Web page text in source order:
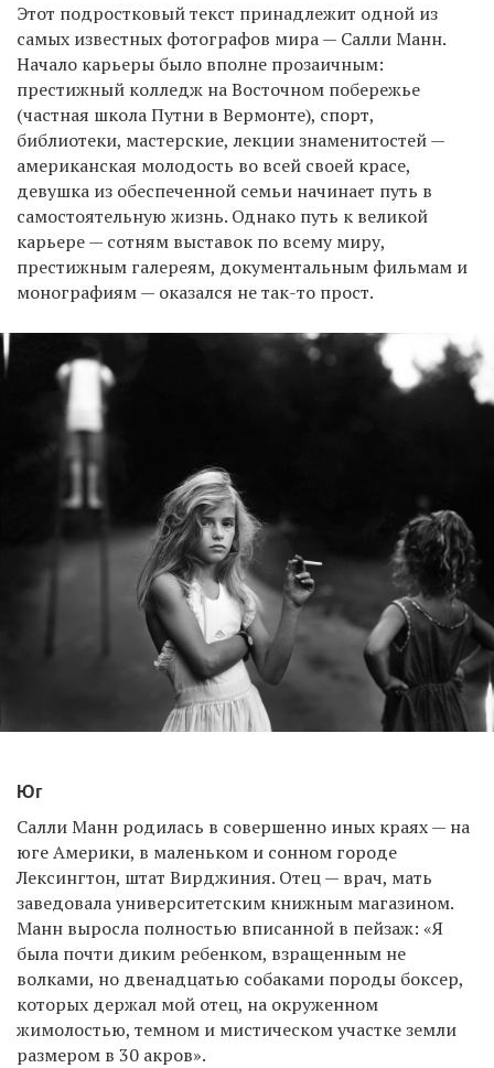
Этот подростковый текст принадлежит одной из
самых известных фотографов мира — Салли Манн.
Начало карьеры было вполне прозаичным:
престижный колледж на Восточном побережье
(частная школа Путни в Вермонте), спорт,
библиотеки, мастерские, лекции знаменитостей —
американская молодость во всей своей красе,
девушка из обеспеченной семьи начинает путь в
самостоятельную жизнь. Однако путь к великой
карьере — сотням выставок по всему миру,
престижным галереям, документальным фильмам и
монографиям — оказался не так-то прост.
Юг
Салли Манн родилась в совершенно иных краях — на
юге Америки, в маленьком и сонном городе
Лексингтон, штат Вирджиния. Отец — врач, мать
заведовала университетским книжным магазином.
Манн выросла полностью вписанной в пейзаж: «Я
была почти диким ребенком, взращенным не
волками, но двенадцатью собаками породы боксер,
которых держал мой отец, на окруженном
жимолостью, темном и мистическом участке земли
размером в 30 акров».